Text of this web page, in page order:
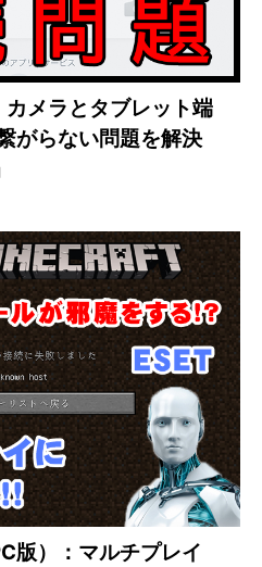
メラとタブレット端
がらない問題を解決
）：マルチプレイ